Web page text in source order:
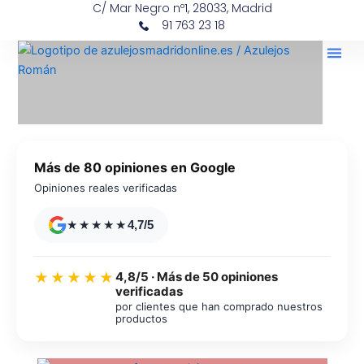
contenido
C/ Mar Negro nº1, 28033, Madrid
91 763 23 18
Más de 80 opiniones en Google
Opiniones reales verificadas
★★★★★4,7/5
★★★★★ 4,8/5 · Más de 50 opiniones
verificadas
por clientes que han comprado nuestros
productos